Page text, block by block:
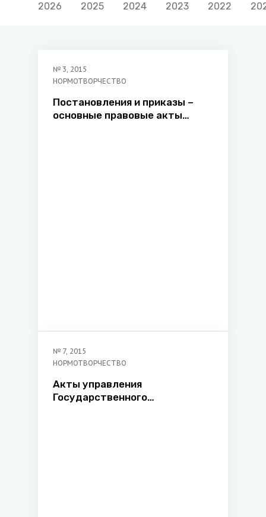
2026 2025 2024 2023 2022
№ 3, 2015
НОРМОТВОРЧЕСТВО
Постановления и приказы –
основные правовые акты
№ 7, 2015
НОРМОТВОРЧЕСТВО
Акты управления
Государственного